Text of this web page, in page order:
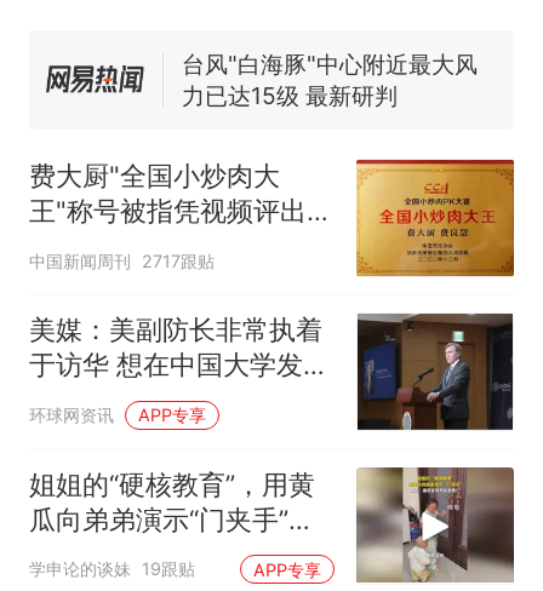
协会回应
台风"白海豚"中心附近最大风
力已达15级 最新研判
试前13名均遭淘汰？教育局：
已叫停招聘，成立调查组全面
核查
笔试第一被第二名传话劝弃考
官方通报
热 那个在床头放菜刀的女孩，
人生
费大厨"全国小炒肉大
王"称号被指凭视频评出
官方回应
中国新闻周刊 2717跟贴
美媒：美副防长非常执着
于访华 想在中国大学发表
演讲
环球网资讯 APP专享
姐姐的“硬核教育”，用黄
瓜向弟弟演示“门夹手”，
网友：果然言传不如身
学申论的谈妹 19跟贴 APP专享